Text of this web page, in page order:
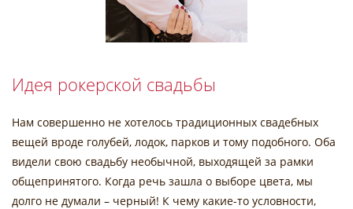
Идея рокерской свадьбы
Нам совершенно не хотелось традиционных свадебных
вещей вроде голубей, лодок, парков и тому подобного. Оба
видели свою свадьбу необычной, выходящей за рамки
общепринятого. Когда речь зашла о выборе цвета, мы
долго не думали – черный! К чему какие-то условности,